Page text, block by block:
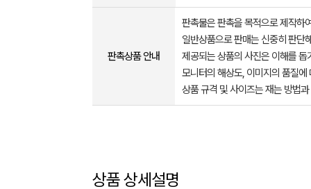
판촉상품 안내
판촉물은 판촉을 목적으로 제작하
일반상품으로 판매는 신중히 판단
제공되는 상품의 사진은 이해를
모니터의 해상도, 이미지의 품질
상품 규격 및 사이즈는 재는 방법
상품 상세설명